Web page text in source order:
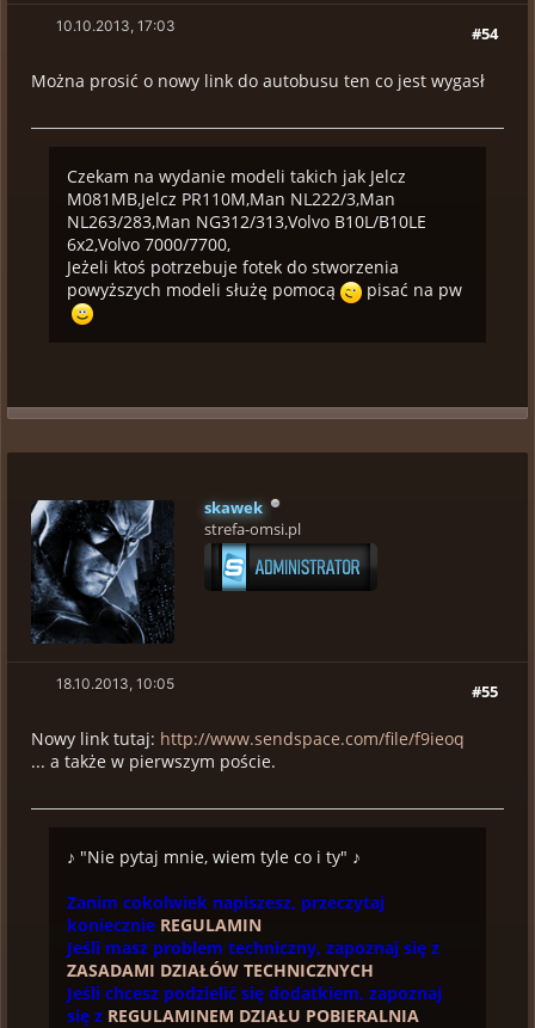
#54
10.10.2013, 17:03
Można prosić o nowy link do autobusu ten co jest wygasł
Czekam na wydanie modeli takich jak Jelcz
M081MB,Jelcz PR110M,Man NL222/3,Man
NL263/283,Man NG312/313,Volvo B10L/B10LE
6x2,Volvo 7000/7700,
Jeżeli ktoś potrzebuje fotek do stworzenia
powyższych modeli służę pomocą
pisać na pw
skawek
strefa-omsi.pl
#55
18.10.2013, 10:05
Nowy link tutaj: http://www.sendspace.com/file/f9ieoq
... a także w pierwszym poście.
♪ "Nie pytaj mnie, wiem tyle co i ty" ♪
Zanim cokolwiek napiszesz, przeczytaj
koniecznie REGULAMIN
Jeśli masz problem techniczny, zapoznaj się z
ZASADAMI DZIAŁÓW TECHNICZNYCH
Jeśli chcesz podzielić się dodatkiem, zapoznaj
się z REGULAMINEM DZIAŁU POBIERALNIA